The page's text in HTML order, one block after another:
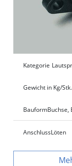
Kategorie
Gewicht in Kg/Stk.
BauformBuchse,
AnschlussLöten